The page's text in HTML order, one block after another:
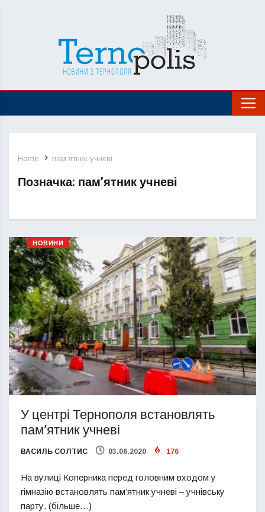
Home пам’ятник учневі
Позначка: пам’ятник учневі
НОВИНИ
У центрі Тернополя встановлять
пам’ятник учневі
ВАСИЛЬ СОЛТИС 03.06.2020 176
На вулиці Коперника перед головним входом у
гімназію встановлять пам’ятник учневі – учнівську
парту. (більше…)